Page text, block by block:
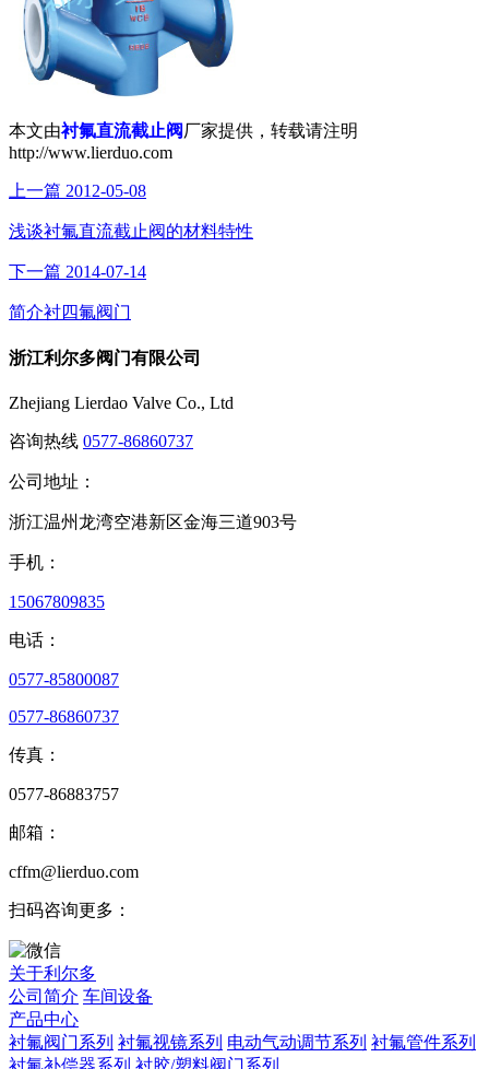
本文由衬氟直流截止阀厂家提供，转载请注明
http://www.lierduo.com
上一篇 2012-05-08
浅谈衬氟直流截止阀的材料特性
下一篇 2014-07-14
简介衬四氟阀门
浙江利尔多阀门有限公司
Zhejiang Lierdao Valve Co., Ltd
咨询热线 0577-86860737
公司地址：
浙江温州龙湾空港新区金海三道903号
手机：
15067809835
电话：
0577-85800087
0577-86860737
传真：
0577-86883757
邮箱：
cffm@lierduo.com
扫码咨询更多：
关于利尔多
公司简介 车间设备
产品中心
衬氟阀门系列 衬氟视镜系列 电动气动调节系列 衬氟管件系列